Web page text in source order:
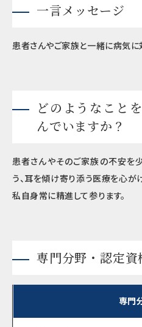
一言メッセージ
患者さんやご家族と一緒に病気に
どのようなこと
んでいますか？
患者さんやそのご家族の不安を
う、耳を傾け寄り添う医療を心が
私自身常に精進して参ります。
専門分野・認定資
専門